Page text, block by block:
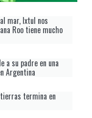
mar, Ixtul nos
Roo tiene mucho
a su padre en una
Argentina
termina en